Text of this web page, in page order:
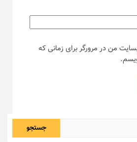
من در مرورگر برای زمانی که